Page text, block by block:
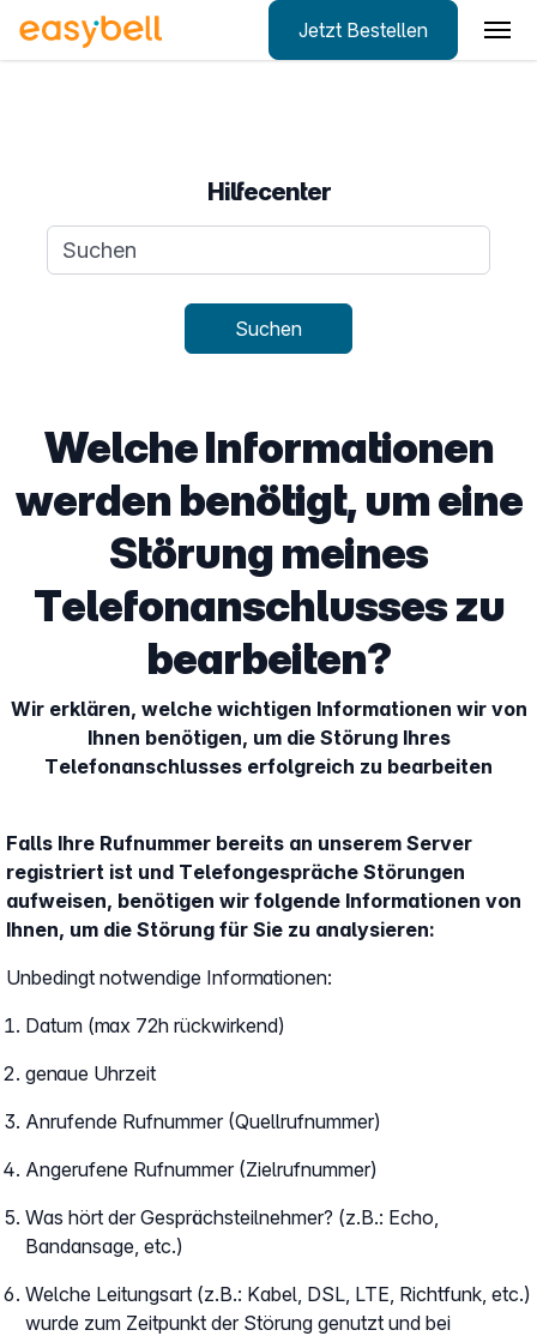
Jetzt Bestellen
Hilfecenter
Suchanfrage
Suchen
Welche Informationen
werden benötigt, um eine
Störung meines
Telefonanschlusses zu
bearbeiten?
Wir erklären, welche wichtigen Informationen wir von
Ihnen benötigen, um die Störung Ihres
Telefonanschlusses erfolgreich zu bearbeiten
Falls Ihre Rufnummer bereits an unserem Server
registriert ist und Telefongespräche Störungen
aufweisen, benötigen wir folgende Informationen von
Ihnen, um die Störung für Sie zu analysieren:
Unbedingt notwendige Informationen:
Datum (max 72h rückwirkend)
genaue Uhrzeit
Anrufende Rufnummer (Quellrufnummer)
Angerufene Rufnummer (Zielrufnummer)
Was hört der Gesprächsteilnehmer? (z.B.: Echo,
Bandansage, etc.)
Welche Leitungsart (z.B.: Kabel, DSL, LTE, Richtfunk, etc.)
wurde zum Zeitpunkt der Störung genutzt und bei